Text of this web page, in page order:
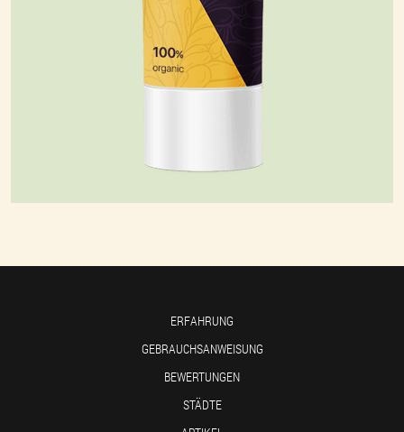
ERFAHRUNG
GEBRAUCHSANWEISUNG
BEWERTUNGEN
STÄDTE